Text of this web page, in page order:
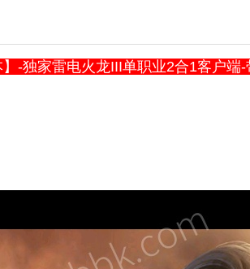
】-独家雷电火龙III单职业2合1客户